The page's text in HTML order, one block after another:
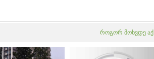
როგორ მოხვდე აქ